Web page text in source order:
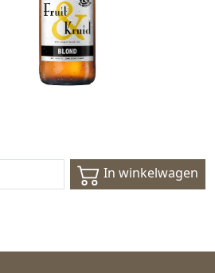
In winkelwagen